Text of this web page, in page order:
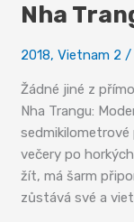
Nha
2018,Vietnam 2 /
Žádné jiné z
Nha Trangu:
sedmikilometrové
večery po
žít, má šarm
zůstává své a